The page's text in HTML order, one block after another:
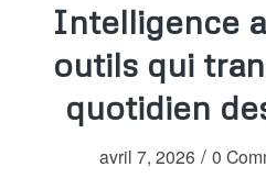
Intelligence
outils qui
quotidien
avril 7, 2026 / 0